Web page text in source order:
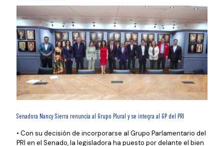
Senadora Nancy Sierra renuncia al Grupo Plural y se integra al GP del PRI
• Con su decisión de incorporarse al Grupo Parlamentario del
PRI en el Senado, la legisladora ha puesto por delante el bien